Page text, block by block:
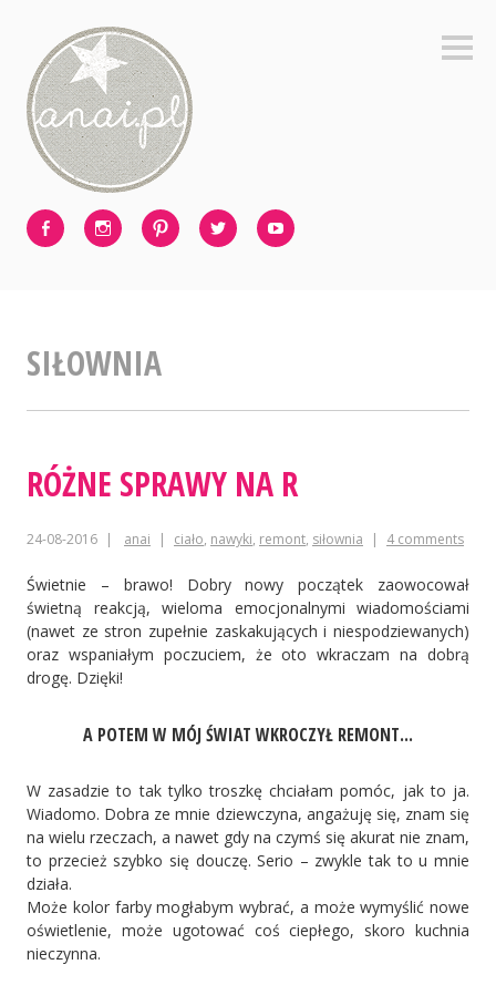
content
SIŁOWNIA
RÓŻNE SPRAWY NA R
24-08-2016 anai ciało, nawyki, remont, siłownia 4 comments
Świetnie – brawo! Dobry nowy początek zaowocował
świetną reakcją, wieloma emocjonalnymi wiadomościami
(nawet ze stron zupełnie zaskakujących i niespodziewanych)
oraz wspaniałym poczuciem, że oto wkraczam na dobrą
drogę. Dzięki!
A POTEM W MÓJ ŚWIAT WKROCZYŁ REMONT...
W zasadzie to tak tylko troszkę chciałam pomóc, jak to ja.
Wiadomo. Dobra ze mnie dziewczyna, angażuję się, znam się
na wielu rzeczach, a nawet gdy na czymś się akurat nie znam,
to przecież szybko się douczę. Serio – zwykle tak to u mnie
działa.
Może kolor farby mogłabym wybrać, a może wymyślić nowe
oświetlenie, może ugotować coś ciepłego, skoro kuchnia
nieczynna.